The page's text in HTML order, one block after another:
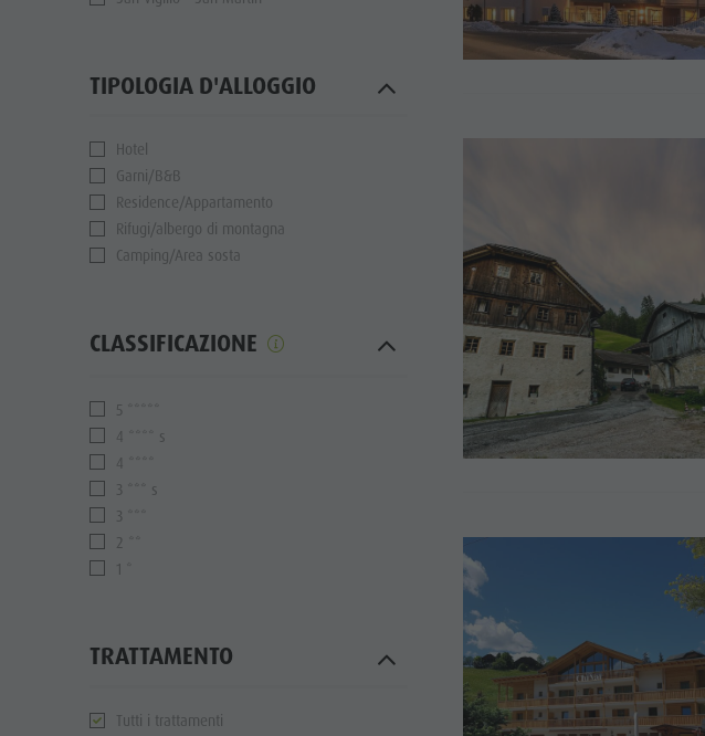
TIPOLOGIA D'ALLOGGIO
Hotel
Garni/B&B
Residence/Appartamento
Rifugi/albergo di montagna
Camping/Area sosta
CLASSIFICAZIONE
5 *****
4 **** s
4 ****
3 *** s
3 ***
2 **
1 *
TRATTAMENTO
Tutti i trattamenti